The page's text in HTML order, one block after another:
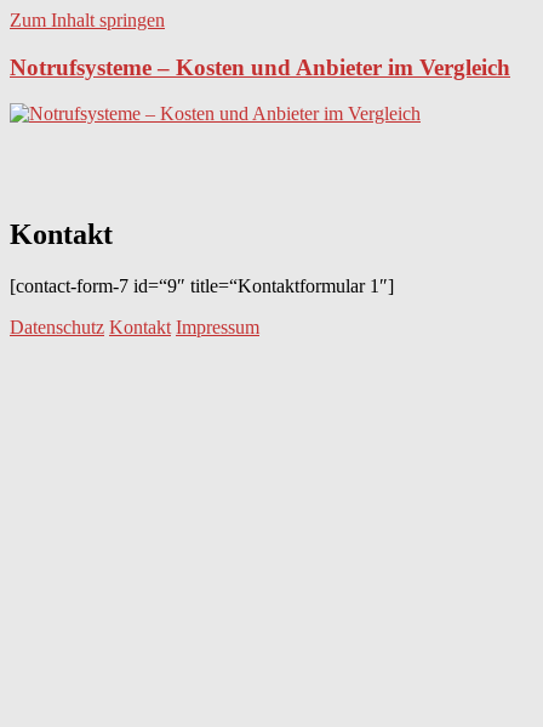
Zum Inhalt springen
Notrufsysteme – Kosten und Anbieter im Vergleich
Kontakt
[contact-form-7 id=“9″ title=“Kontaktformular 1″]
Datenschutz Kontakt Impressum